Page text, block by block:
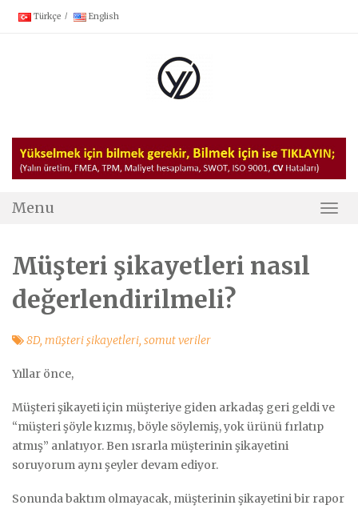
Türkçe English
Menu
Müşteri şikayetleri nasıl
değerlendirilmeli?
8D, müşteri şikayetleri, somut veriler
Yıllar önce,
Müşteri şikayeti için müşteriye giden arkadaş geri geldi ve
“müşteri şöyle kızmış, böyle söylemiş, yok ürünü fırlatıp
atmış” anlatıyor. Ben ısrarla müşterinin şikayetini
soruyorum aynı şeyler devam ediyor.
Sonunda baktım olmayacak, müşterinin şikayetini bir rapor